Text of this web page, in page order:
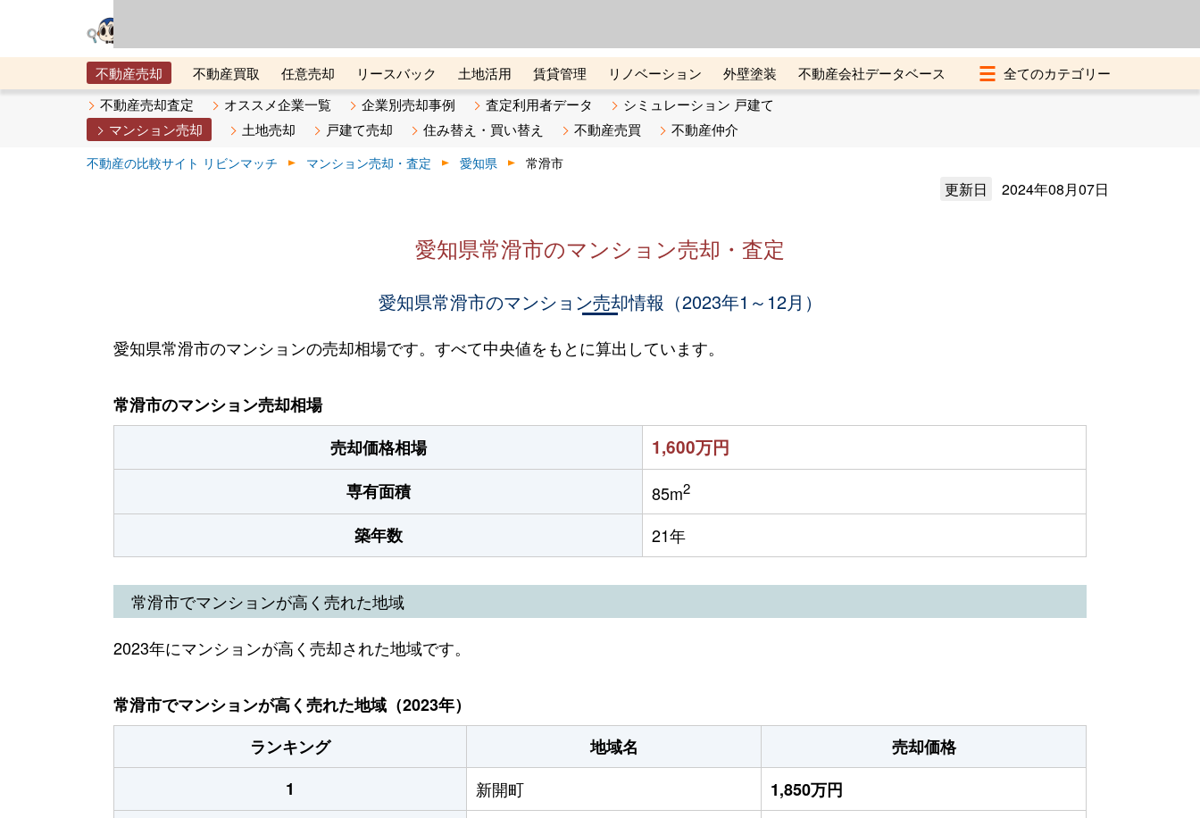
不動産売却 不動産買取 任意売却 リースバック 土地活用 賃貸管理 リノベーション 外壁塗装
不動産会社データベース
メタ住宅展示場
ベスト不動産カンパニー オンライン講座 リビンマガジンBiz 不動産売却ご相談デスク
不動産売却査定 オススメ企業一覧 企業別売却事例 査定利用者データ
シミュレーション 戸建て
マンション売却
土地売却 戸建て売却 住み替え・買い替え 不動産売買 不動産仲介
不動産の比較サイト リビンマッチ マンション売却・査定 愛知県 常滑市
更新日 2024年08月07日
愛知県常滑市のマンション売却・査定
愛知県常滑市のマンション売却情報（2023年1～12月）
愛知県常滑市のマンションの売却相場です。すべて中央値をもとに算出しています。
常滑市のマンション売却相場
売却価格相場
1,600万円
専有面積 85m2
築年数 21年
常滑市でマンションが高く売れた地域
2023年にマンションが高く売却された地域です。
常滑市でマンションが高く売れた地域（2023年）
ランキング
地域名
売却価格
1
新開町
1,850万円